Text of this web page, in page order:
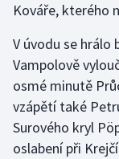
Lyže a
Moderní pětiboj
Motorsport
Kováře, kterého
V úvodu se hrálo
Vampolově
osmé minutě
vzápětí také
Surového kryl
oslabení při